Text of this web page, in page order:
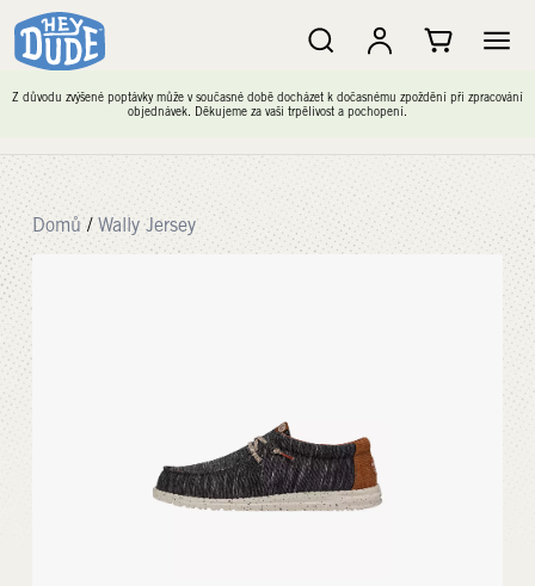
Z důvodu zvýšené poptávky může v současné době docházet k dočasnému zpoždění při zpracování
objednávek. Děkujeme za vaši trpělivost a pochopení.
Domů / Wally Jersey